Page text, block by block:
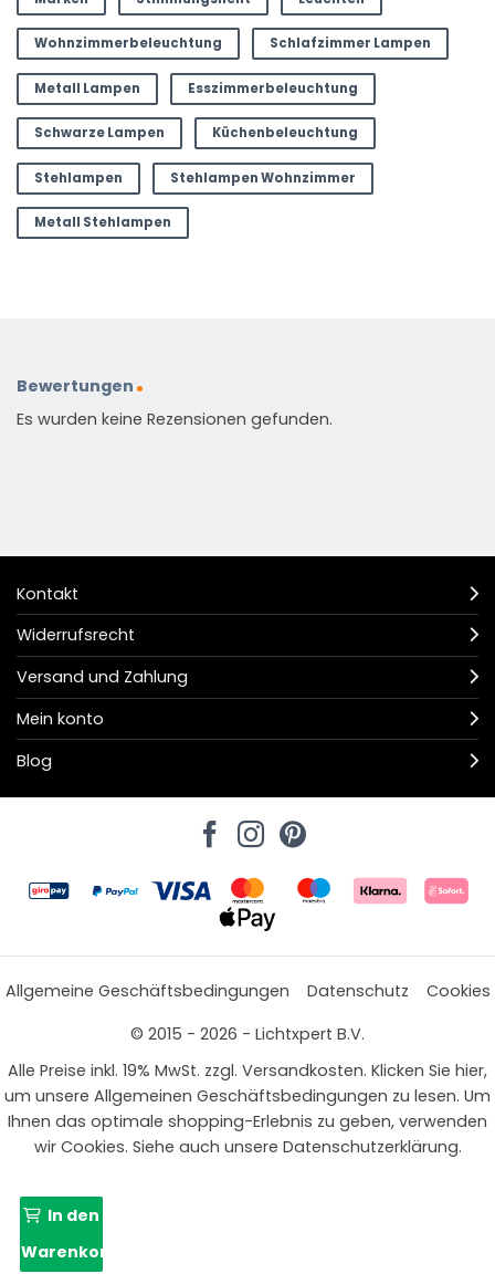
Wohnzimmerbeleuchtung Schlafzimmer Lampen
Metall Lampen Esszimmerbeleuchtung
Schwarze Lampen Küchenbeleuchtung
Stehlampen Stehlampen Wohnzimmer
Metall Stehlampen
Bewertungen
Es wurden keine Rezensionen gefunden.
Kontakt
Widerrufsrecht
Versand und Zahlung
Mein konto
Blog
Allgemeine Geschäftsbedingungen Datenschutz
Cookies
© 2015 - 2026 - Lichtxpert B.V.
Alle Preise inkl. 19% MwSt. zzgl. Versandkosten. Klicken Sie hier,
um unsere Allgemeinen Geschäftsbedingungen zu lesen. Um
Ihnen das optimale shopping-Erlebnis zu geben, verwenden
wir Cookies. Siehe auch unsere Datenschutzerklärung.
In den
Warenkorb